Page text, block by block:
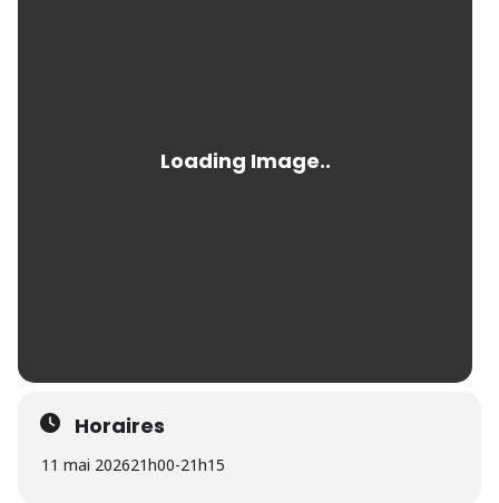
Horaires
11 mai 202621h00-21h15